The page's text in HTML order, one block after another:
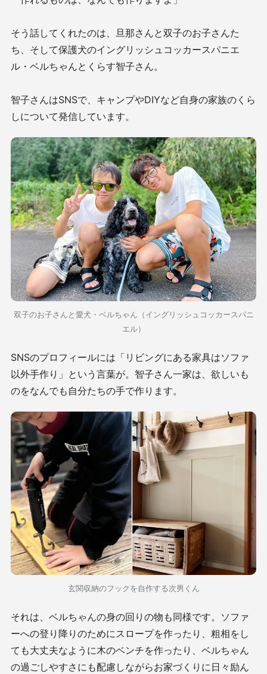
そう話してくれたのは、旦那さんと双子のお子さんた
ち、そして保護犬のイングリッシュコッカースパニエ
ル・ベルちゃんとくらす智子さん。
智子さんはSNSで、キャンプやDIYなど自身の家族のくら
しについて発信しています。
双子のお子さんと愛犬・ベルちゃん（イングリッシュコッカースパニ
エル）
SNSのプロフィールには「リビングにある家具はソファ
以外手作り」という言葉が。智子さん一家は、欲しいも
のをなんでも自分たちの手で作ります。
玄関収納のフックを自作する次男くん
それは、ベルちゃんの身の回りの物も同様です。ソファ
ーへの登り降りのためにスロープを作ったり、粗相をし
ても大丈夫なように木のベンチを作ったり、ベルちゃん
の過ごしやすさにも配慮しながらお家づくりに日々励ん